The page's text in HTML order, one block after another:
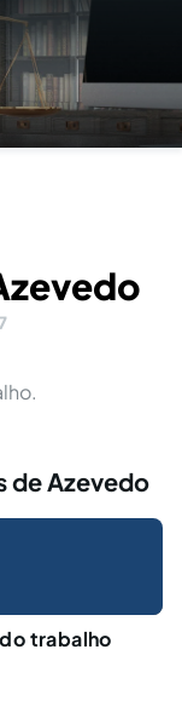
de Azevedo
trabalho